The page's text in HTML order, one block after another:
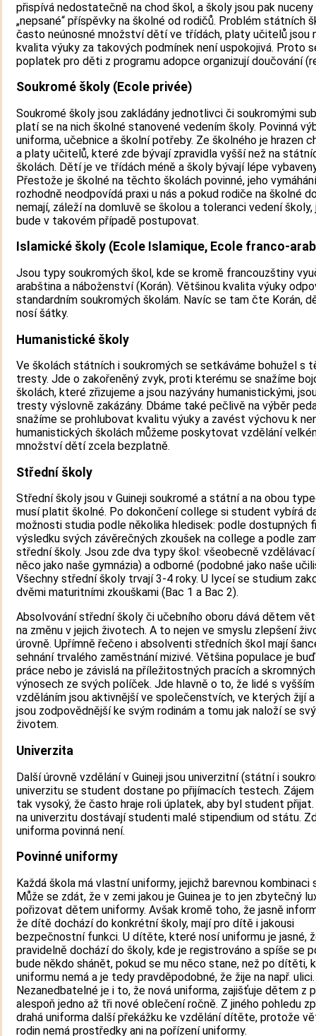
přispívá nedostatečně na chod škol, a školy jsou pak
„nepsané“ příspěvky na školné od rodičů. Problém státních
často neúnosné množství dětí ve třídách, platy učitelů jsou
kvalita výuky za takových podmínek není uspokojivá. Proto
poplatek pro děti z programu adopce organizují doučování
Soukromé školy (Ecole privée)
Soukromé školy jsou zakládány jednotlivci či soukromými
platí se na nich školné stanovené vedením školy. Povinná
uniforma, učebnice a školní potřeby. Ze školného je hrazen
a platy učitelů, které zde bývají zpravidla vyšší než na
školách. Dětí je ve třídách méně a školy bývají lépe
Přestože je školné na těchto školách povinné, jeho vymáhání
rozhodně neodpovídá praxi u nás a pokud rodiče na školné
nemají, záleží na domluvě se školou a toleranci vedení školy,
bude v takovém případě postupovat.
Islamické školy (Ecole Islamique, Ecole franco-
Jsou typy soukromých škol, kde se kromě francouzštiny
arabština a náboženství (Korán). Většinou kvalita výuky
standardním soukromých školám. Navíc se tam čte Korán,
nosí šátky.
Humanistické školy
Ve školách státních i soukromých se setkáváme bohužel s
tresty. Jde o zakořeněný zvyk, proti kterému se snažíme
školách, které zřizujeme a jsou nazývány humanistickými,
tresty výslovně zakázány. Dbáme také pečlivě na výběr
snažíme se prohlubovat kvalitu výuky a zavést výchovu k
humanistických školách můžeme poskytovat vzdělání
množství dětí zcela bezplatně.
Střední školy
Střední školy jsou v Guineji soukromé a státní a na obou
musí platit školné. Po dokončení college si student vybírá
možnosti studia podle několika hledisek: podle dostupných
výsledku svých závěrečných zkoušek na college a podle
střední školy. Jsou zde dva typy škol: všeobecně
něco jako naše gymnázia) a odborné (podobné jako naše
Všechny střední školy trvají 3-4 roky. U lyceí se studium
dvěmi maturitními zkouškami (Bac 1 a Bac 2).
Absolvování střední školy či učebního oboru dává dětem
na změnu v jejich životech. A to nejen ve smyslu zlepšení
úrovně. Upřímně řečeno i absolventi středních škol mají
sehnání trvalého zaměstnání mizivé. Většina populace je
práce nebo je závislá na příležitostných pracích a skromných
výnosech ze svých políček. Jde hlavně o to, že lidé s vyšším
vzděláním jsou aktivnější ve společenstvích, ve kterých žijí
jsou zodpovědnější ke svým rodinám a tomu jak naloží se
životem.
Univerzita
Další úrovně vzdělání v Guineji jsou univerzitní (státní i
univerzitu se student dostane po přijímacích testech. Zájem
tak vysoký, že často hraje roli úplatek, aby byl student
na univerzitu dostávají studenti malé stipendium od státu.
uniforma povinná není.
Povinné uniformy
Každá škola má vlastní uniformy, jejichž barevnou kombinaci
Může se zdát, že v zemi jakou je Guinea je to jen zbytečný
pořizovat dětem uniformy. Avšak kromě toho, že jasně
že dítě dochází do konkrétní školy, mají pro dítě i jakousi
bezpečnostní funkci. U dítěte, které nosí uniformu je jasné,
pravidelně dochází do školy, kde je registrováno a spíše se
bude někdo shánět, pokud se mu něco stane, než po dítěti,
uniformu nemá a je tedy pravděpodobné, že žije na např. ulici.
Nezanedbatelné je i to, že nová uniforma, zajišťuje dětem z
alespoň jedno až tři nové oblečení ročně. Z jiného pohledu
drahá uniforma další překážku ke vzdělání dítěte, protože
rodin nemá prostředky ani na pořízení uniformy.